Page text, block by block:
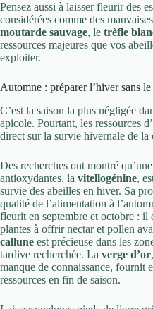
Pensez aussi à laisser fleurir des
considérées comme des
moutarde sauvage, le trèfle
ressources majeures que vos
exploiter.
Automne : préparer l’hiver sans
C’est la saison la plus négligée
apicole. Pourtant, les ressources
direct sur la survie hivernale de la
Des recherches ont montré
antioxydantes, la vitellogénine,
survie des abeilles en hiver. Sa
qualité de l’alimentation à
fleurit en septembre et octobre : il
plantes à offrir nectar et pollen
callune est précieuse dans les
tardive recherchée. La verge d’or
manque de connaissance, fournit
ressources en fin de saison.